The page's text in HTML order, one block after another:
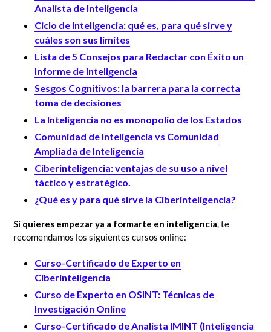
Analista de Inteligencia
Ciclo de Inteligencia: qué es, para qué sirve y
cuáles son sus límites
Lista de 5 Consejos para Redactar con Éxito un
Informe de Inteligencia
Sesgos Cognitivos: la barrera para la correcta
toma de decisiones
La Inteligencia no es monopolio de los Estados
Comunidad de Inteligencia vs Comunidad
Ampliada de Inteligencia
Ciberinteligencia: ventajas de su uso a nivel
táctico y estratégico.
¿Qué es y para qué sirve la Ciberinteligencia?
Si quieres empezar ya a formarte en inteligencia, te
recomendamos los siguientes cursos online:
Curso-Certificado de Experto en
Ciberinteligencia
Curso de Experto en OSINT: Técnicas de
Investigación Online
Curso-Certificado de Analista IMINT (Inteligencia